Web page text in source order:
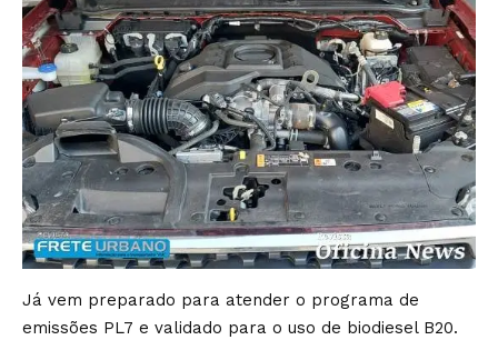
Já vem preparado para atender o programa de
emissões PL7 e validado para o uso de biodiesel B20.